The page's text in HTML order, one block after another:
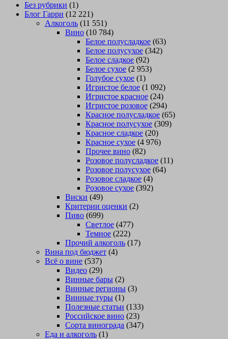
Без рубрики (1)
Блог Гарри (12 221)
Алкоголь (11 551)
Вино (10 784)
Белое полусладкое (63)
Белое полусухое (342)
Белое сладкое (92)
Белое сухое (2 953)
Голубое сухое (1)
Игристое белое (1 092)
Игристое красное (24)
Игристое розовое (294)
Красное полусладкое (65)
Красное полусухое (309)
Красное сладкое (20)
Красное сухое (4 976)
Прочее вино (82)
Розовое полусладкое (11)
Розовое полусухое (64)
Розовое сладкое (4)
Розовое сухое (392)
Виски (49)
Критерии оценки (2)
Пиво (699)
Светлое (477)
Темное (222)
Прочий алкоголь (17)
Вина под бюджет (4)
Всё о вине (537)
Видео (29)
Винные бары (2)
Винные регионы (3)
Винные туры (1)
Полезные статьи (133)
Российское вино (23)
Сорта винограда (347)
Еда и алкоголь (1)